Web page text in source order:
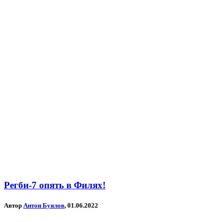
Регби-7 опять в Филях!
Автор Антон Буялов, 01.06.2022